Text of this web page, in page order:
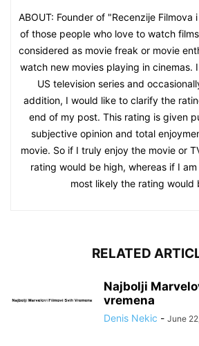
ABOUT: Founder of "Recenzije Filmova
of those people who love to watch
considered as movie freak or movie
watch new movies playing in cinemas.
US television series and
addition, I would like to clarify the
end of my post. This rating is given
subjective opinion and total
movie. So if I truly enjoy the movie or
rating would be high, whereas if I
most likely the rating would
RELATED
Najbolji
vremena
Denis Nekic - June